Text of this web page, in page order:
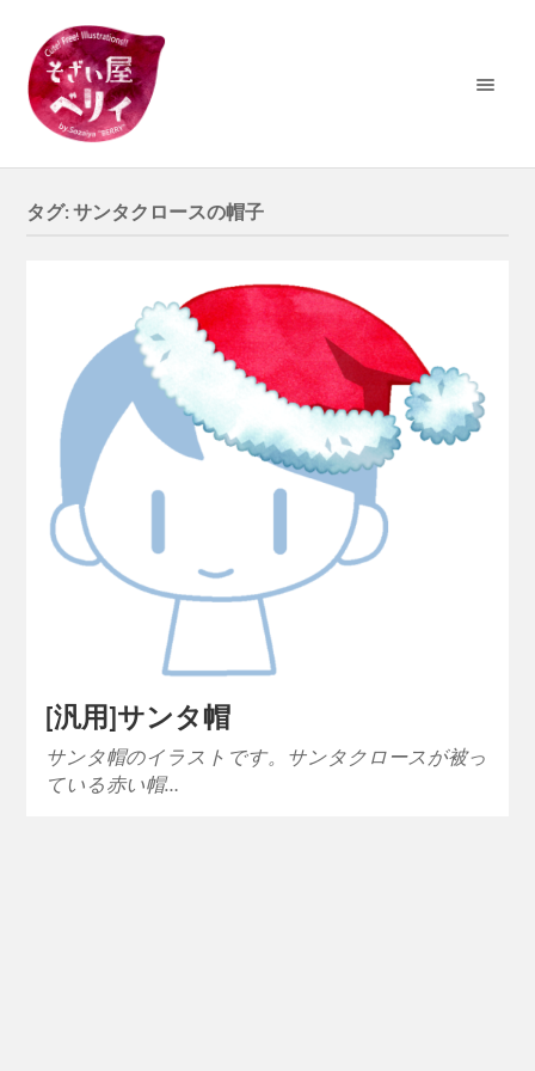
タグ:サンタクロースの帽子
[汎用]サンタ帽
サンタ帽のイラストです。サンタクロースが被っ
ている赤い帽…